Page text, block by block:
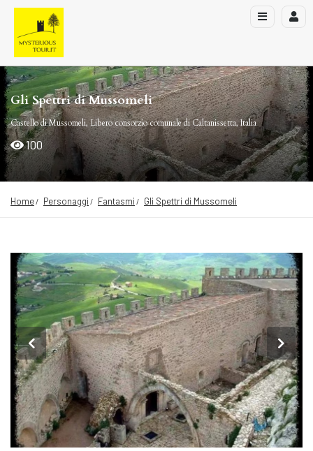
Gli Spettri di Mussomeli
Castello di Mussomeli, Libero consorzio comunale di Caltanissetta, Italia
100
Home Personaggi Fantasmi Gli Spettri di Mussomeli